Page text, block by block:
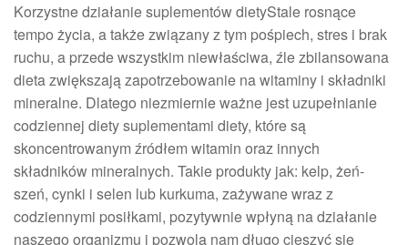
Korzystne działanie suplementów dietyStale rosnące
tempo życia, a także związany z tym pośpiech, stres i brak
ruchu, a przede wszystkim niewłaściwa, źle zbilansowana
dieta zwiększają zapotrzebowanie na witaminy i składniki
mineralne. Dlatego niezmiernie ważne jest uzupełnianie
codziennej diety suplementami diety, które są
skoncentrowanym źródłem witamin oraz innych
składników mineralnych. Takie produkty jak: kelp, żeń-
szeń, cynki i selen lub kurkuma, zażywane wraz z
codziennymi posiłkami, pozytywnie wpłyną na działanie
naszego organizmu i pozwolą nam długo cieszyć się